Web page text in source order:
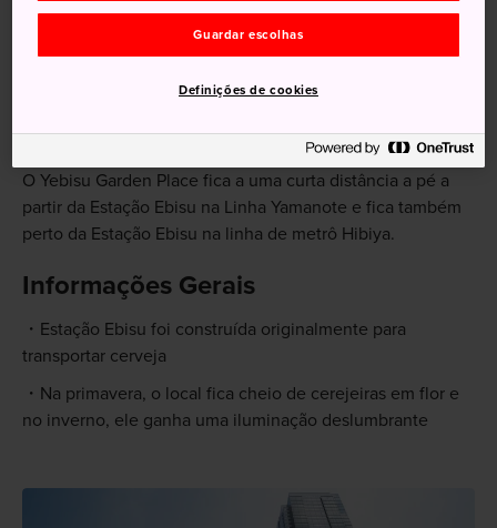
Como chegar
O Yebisu Garden Place fica a uma curta distância a pé a
partir da Estação Ebisu na Linha Yamanote e fica também
perto da Estação Ebisu na linha de metrô Hibiya.
Informações Gerais
Estação Ebisu foi construída originalmente para
transportar cerveja
Na primavera, o local fica cheio de cerejeiras em flor e
no inverno, ele ganha uma iluminação deslumbrante
Guardar escolhas
Definições de cookies